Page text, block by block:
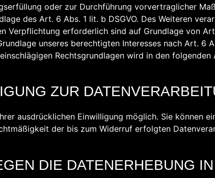
oder zur Durchführung vorvertraglicher
des Art. 6 Abs. 1 lit. b DSGVO. Des Weiteren
Verpflichtung erforderlich sind auf Grundlage von
unseres berechtigten Interesses nach Art. 6
Rechtsgrundlagen wird in den folgenden
ZUR
ausdrücklichen Einwilligung möglich. Sie können
der bis zum Widerruf erfolgten
DIE DATENERHEBUNG IN